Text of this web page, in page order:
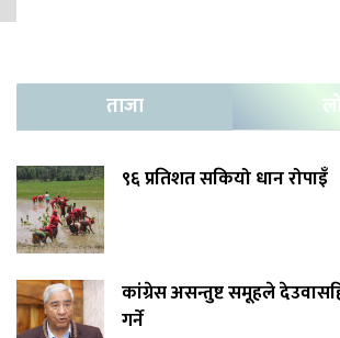
ताजा
९६ प्रतिशत सकियो धान रोपाइँ
कांग्रेस असन्तुष्ट समूहले
गर्ने